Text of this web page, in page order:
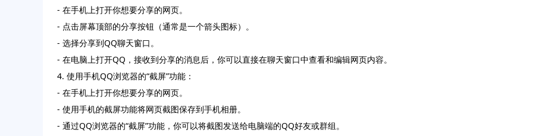
- 在手机上打开你想要分享的网页。
- 点击屏幕顶部的分享按钮（通常是一个箭头图标）。
- 选择分享到QQ聊天窗口。
- 在电脑上打开QQ，接收到分享的消息后，你可以直接在聊天窗口中查看和编辑网页内容。
4. 使用手机QQ浏览器的“截屏”功能：
- 在手机上打开你想要分享的网页。
- 使用手机的截屏功能将网页截图保存到手机相册。
- 通过QQ浏览器的“截屏”功能，你可以将截图发送给电脑端的QQ好友或群组。